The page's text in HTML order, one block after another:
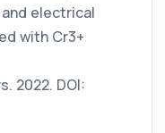
and electrical
with Cr3+
2022. DOI: